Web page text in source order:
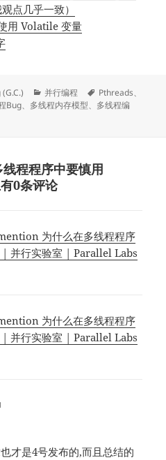
点几乎一致）
用 Volatile 变量
分
类
并行编程
标
签
Pthreads、
Bug、 多线程内存模型、 多线程编
线程程序中要慎用
0条评论
为什么在多线程程序
并行实验室 | Parallel Labs
为什么在多线程程序
并行实验室 | Parallel Labs
才是4号发布的,而且总结的